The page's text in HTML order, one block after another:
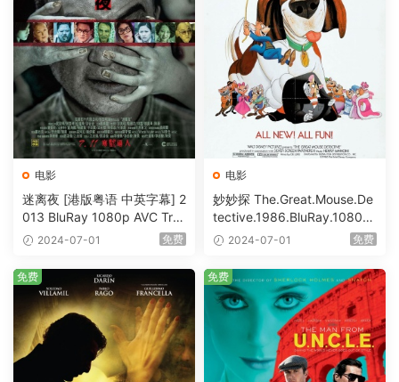
电影
迷离夜 [港版粤语 中英字幕] 2
013 BluRay 1080p AVC Tru
eHD5.1 [BDISO 22.64GB]
2024-07-01 免费
电影
妙妙探 The.Great.Mouse.De
tective.1986.BluRay.1080p.
AVC.DTS-HD.MA.5.1-HDHo
2024-07-01 免费
免费 免费